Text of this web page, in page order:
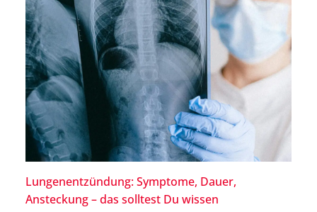
Lungenentzündung: Symptome, Dauer,
Ansteckung – das solltest Du wissen